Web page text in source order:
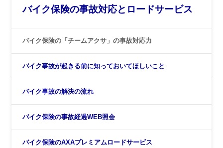
バイク保険の事故対応とロードサービス
バイク保険の「チームアクサ」の事故対応力
バイク事故が起きる前に知っておいてほしいこと
バイク事故の解決の流れ
バイク保険の事故経過WEB照会
バイク保険のAXAプレミアムロードサービス